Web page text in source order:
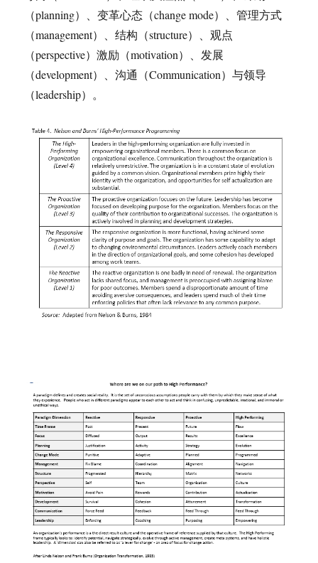
（planning）、变革心态（change mode）、管理方式
（management）、结构（structure）、观点
（perspective）激励（motivation）、发展
（development）、沟通（Communication）与领导
（leadership）。